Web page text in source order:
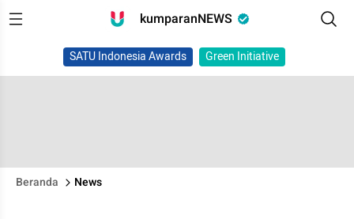
kumparanNEWS
SATU Indonesia Awards Green Initiative
Beranda News